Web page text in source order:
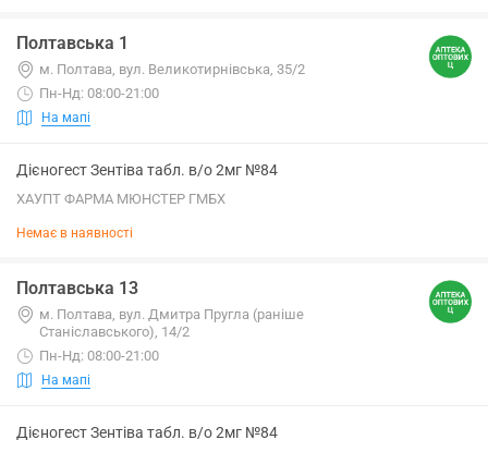
Полтавська 1
м. Полтава, вул. Великотирнівська, 35/2
Пн-Нд: 08:00-21:00
На мапі
Дієногест Зентіва табл. в/о 2мг №84
ХАУПТ ФАРМА МЮНСТЕР ГМБХ
Немає в наявності
Полтавська 13
м. Полтава, вул. Дмитра Пругла (раніше
Станіславського), 14/2
Пн-Нд: 08:00-21:00
На мапі
Дієногест Зентіва табл. в/о 2мг №84